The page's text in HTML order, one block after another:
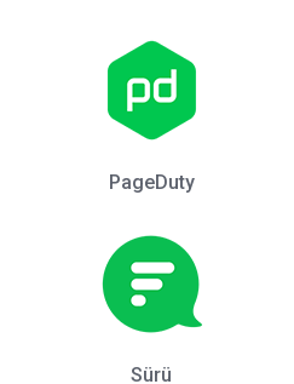
PageDuty
Sürü